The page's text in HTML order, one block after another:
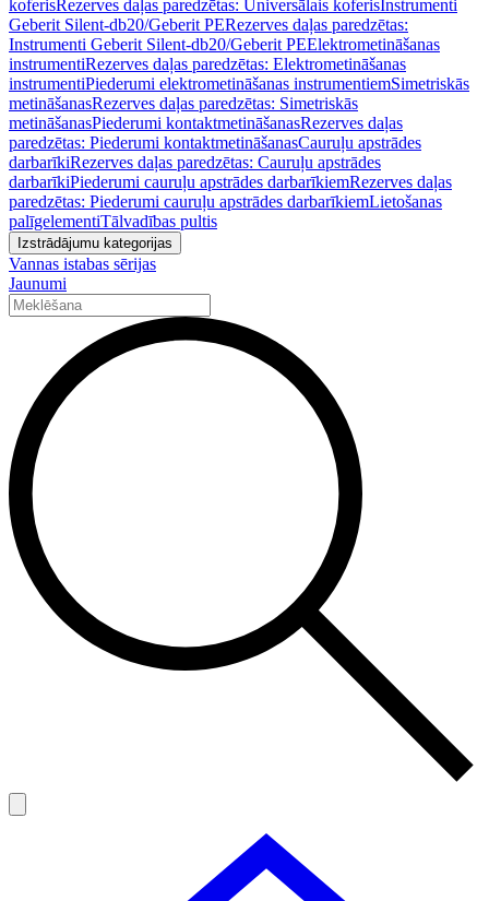
koferisRezerves daļas paredzētas: Universālais koferisInstrumenti
Geberit Silent-db20/Geberit PERezerves daļas paredzētas:
Instrumenti Geberit Silent-db20/Geberit PEElektrometināšanas
instrumentiRezerves daļas paredzētas: Elektrometināšanas
instrumentiPiederumi elektrometināšanas instrumentiemSimetriskās
metināšanasRezerves daļas paredzētas: Simetriskās
metināšanasPiederumi kontaktmetināšanasRezerves daļas
paredzētas: Piederumi kontaktmetināšanasCauruļu apstrādes
darbarīkiRezerves daļas paredzētas: Cauruļu apstrādes
darbarīkiPiederumi cauruļu apstrādes darbarīkiemRezerves daļas
paredzētas: Piederumi cauruļu apstrādes darbarīkiemLietošanas
palīgelementiTālvadības pultis
Izstrādājumu kategorijas
Vannas istabas sērijas
Jaunumi